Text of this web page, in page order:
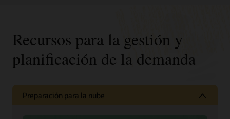
Recursos para la gestión y
planificación de la demanda
Preparación para la nube